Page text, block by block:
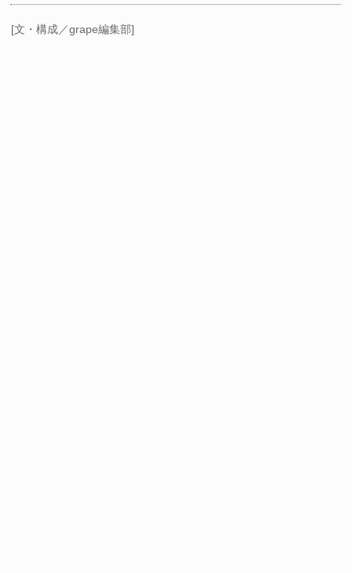
[文・構成／grape編集部]